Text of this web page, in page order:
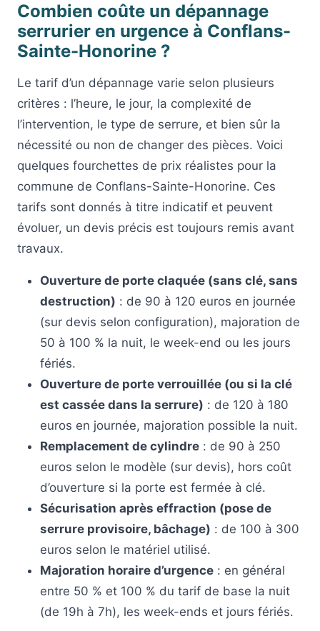
Combien coûte un dépannage
serrurier en urgence à Conflans-
Sainte-Honorine ?
Le tarif d’un dépannage varie selon plusieurs
critères : l’heure, le jour, la complexité de
l’intervention, le type de serrure, et bien sûr la
nécessité ou non de changer des pièces. Voici
quelques fourchettes de prix réalistes pour la
commune de Conflans-Sainte-Honorine. Ces
tarifs sont donnés à titre indicatif et peuvent
évoluer, un devis précis est toujours remis avant
travaux.
Ouverture de porte claquée (sans clé, sans
destruction) : de 90 à 120 euros en journée
(sur devis selon configuration), majoration de
50 à 100 % la nuit, le week-end ou les jours
fériés.
Ouverture de porte verrouillée (ou si la clé
est cassée dans la serrure) : de 120 à 180
euros en journée, majoration possible la nuit.
Remplacement de cylindre : de 90 à 250
euros selon le modèle (sur devis), hors coût
d’ouverture si la porte est fermée à clé.
Sécurisation après effraction (pose de
serrure provisoire, bâchage) : de 100 à 300
euros selon le matériel utilisé.
Majoration horaire d’urgence : en général
entre 50 % et 100 % du tarif de base la nuit
(de 19h à 7h), les week-ends et jours fériés.